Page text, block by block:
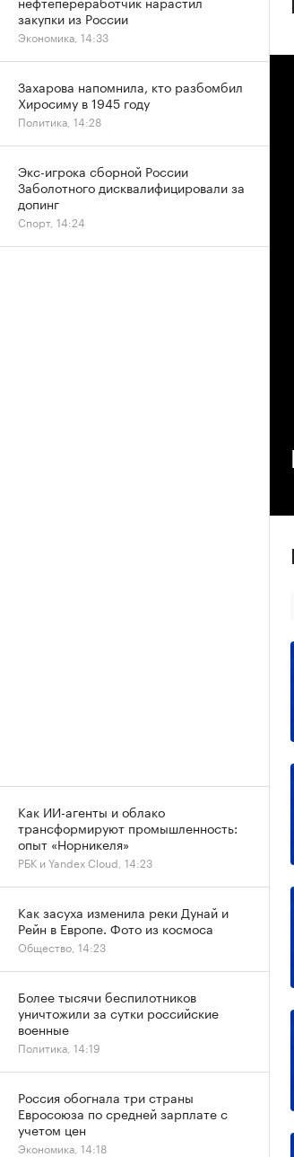
закупки из России
Экономика, 14:33
Захарова напомнила, кто разбомбил
Хиросиму в 1945 году
Политика, 14:28
Экс-игрока сборной России
Заболотного дисквалифицировали за
допинг
Спорт, 14:24
Как ИИ-агенты и облако
трансформируют промышленность:
опыт «Норникеля»
РБК и Yandex Cloud, 14:23
Как засуха изменила реки Дунай и
Рейн в Европе. Фото из космоса
Общество, 14:23
Более тысячи беспилотников
уничтожили за сутки российские
военные
Политика, 14:19
Россия обогнала три страны
Евросоюза по средней зарплате с
учетом цен
Экономика, 14:18